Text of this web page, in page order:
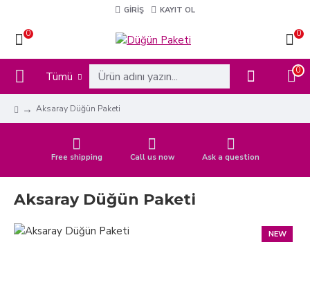
GIRIŞ KAYIT OL
0 0
Tümü 0
Aksaray Düğün Paketi
Free shipping Call us now Ask a question
Aksaray Düğün Paketi
NEW